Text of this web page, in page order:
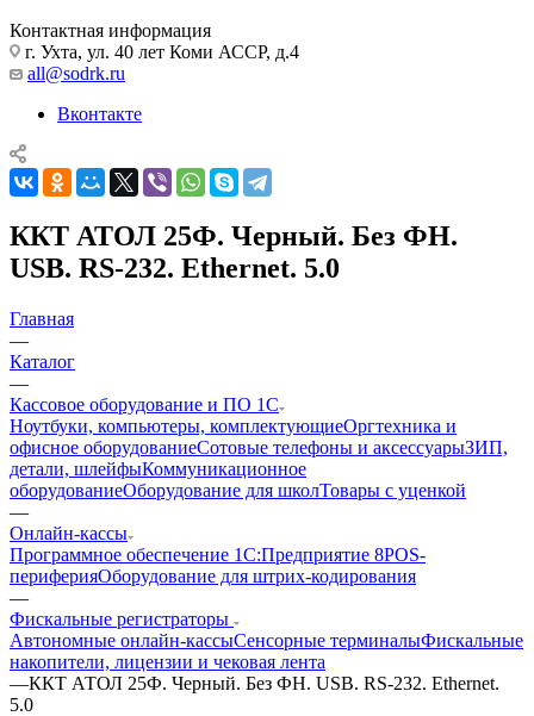
Контактная информация
г. Ухта, ул. 40 лет Коми АССР, д.4
all@sodrk.ru
Вконтакте
ККТ АТОЛ 25Ф. Черный. Без ФН.
USB. RS-232. Ethernet. 5.0
Главная
—
Каталог
—
Кассовое оборудование и ПО 1С
Ноутбуки, компьютеры, комплектующиеОргтехника и
офисное оборудованиеСотовые телефоны и аксессуарыЗИП,
детали, шлейфыКоммуникационное
оборудованиеОборудование для школТовары с уценкой
—
Онлайн-кассы
Программное обеспечение 1С:Предприятие 8POS-
периферияОборудование для штрих-кодирования
—
Фискальные регистраторы
Автономные онлайн-кассыСенсорные терминалыФискальные
накопители, лицензии и чековая лента
—ККТ АТОЛ 25Ф. Черный. Без ФН. USB. RS-232. Ethernet.
5.0